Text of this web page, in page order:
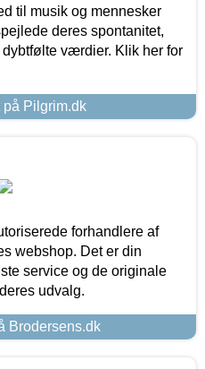
til musik og mennesker
deres spontanitet,
værdier. Klik her for
på Pilgrim.dk
forhandlere af
webshop. Det er din
service og de originale
udvalg.
Brodersens.dk